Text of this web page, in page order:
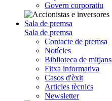
Govern corporatiu
Sala de premsa
Sala de premsa
Contacte de premsa
Notícies
Biblioteca de mitjans
Fitxa informativa
Casos d'èxit
Articles tècnics
Newsletter